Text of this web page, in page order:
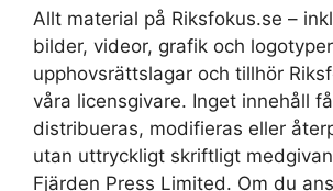
Allt material på Riksfokus.se –
bilder, videor, grafik och
upphovsrättslagar och tillhör
våra licensgivare. Inget innehåll
distribueras, modifieras eller
utan uttryckligt skriftligt
Fjärden Press Limited. Om du